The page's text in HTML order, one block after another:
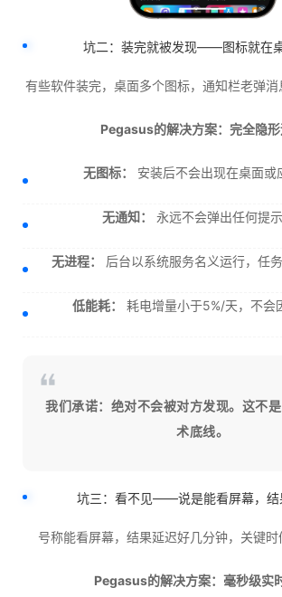
坑二：装完就被发现——图标就在
有些软件装完，桌面多个图标，通知栏老弹消
Pegasus的解决方案：完全隐
无图标： 安装后不会出现在桌面或
无通知： 永远不会弹出任何提示
无进程： 后台以系统服务名义运行，任
低能耗： 耗电增量小于5%/天，不会
我们承诺：绝对不会被对方发现。这不
术底线。
坑三：看不见——说是能看屏幕，结
号称能看屏幕，结果延迟好几分钟，关键时
Pegasus的解决方案：毫秒级实